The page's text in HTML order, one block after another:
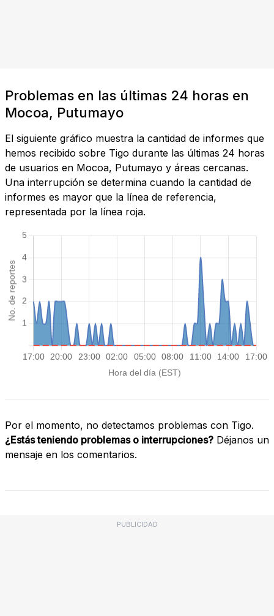
Problemas en las últimas 24 horas en
Mocoa, Putumayo
El siguiente gráfico muestra la cantidad de informes que
hemos recibido sobre Tigo durante las últimas 24 horas
de usuarios en Mocoa, Putumayo y áreas cercanas.
Una interrupción se determina cuando la cantidad de
informes es mayor que la línea de referencia,
representada por la línea roja.
Por el momento, no detectamos problemas con Tigo.
¿Estás teniendo problemas o interrupciones? Déjanos un
mensaje en los comentarios.
PUBLICIDAD